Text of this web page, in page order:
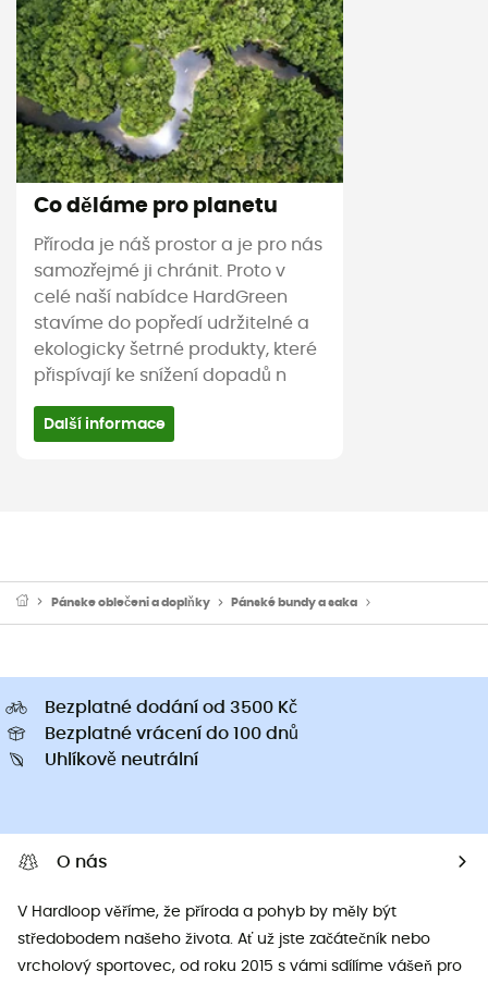
Co děláme pro planetu
Příroda je náš prostor a je pro nás
samozřejmé ji chránit. Proto v
celé naší nabídce HardGreen
stavíme do popředí udržitelné a
ekologicky šetrné produkty, které
přispívají ke snížení dopadů n
Další informace
Pánske oblečeni a doplňky Pánské bundy a saka
Bezplatné dodání od 3500 Kč
Bezplatné vrácení do 100 dnů
Uhlíkově neutrální
O nás
V Hardloop věříme, že příroda a pohyb by měly být
středobodem našeho života. Ať už jste začátečník nebo
vrcholový sportovec, od roku 2015 s vámi sdílíme vášeň pro